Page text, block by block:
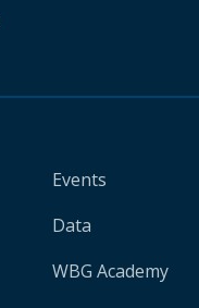
Events
Data
WBG Academy